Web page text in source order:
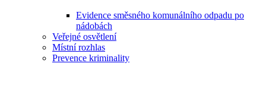
Evidence směsného komunálního odpadu po
nádobách
Veřejné osvětlení
Místní rozhlas
Prevence kriminality